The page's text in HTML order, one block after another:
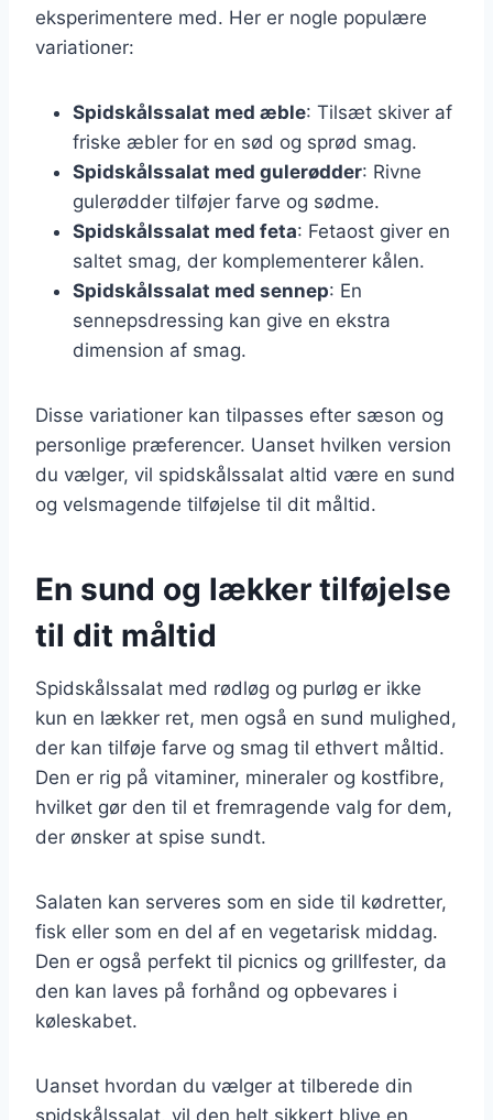
eksperimentere med. Her er nogle populære
variationer:
Spidskålssalat med æble: Tilsæt skiver af
friske æbler for en sød og sprød smag.
Spidskålssalat med gulerødder: Rivne
gulerødder tilføjer farve og sødme.
Spidskålssalat med feta: Fetaost giver en
saltet smag, der komplementerer kålen.
Spidskålssalat med sennep: En
sennepsdressing kan give en ekstra
dimension af smag.
Disse variationer kan tilpasses efter sæson og
personlige præferencer. Uanset hvilken version
du vælger, vil spidskålssalat altid være en sund
og velsmagende tilføjelse til dit måltid.
En sund og lækker tilføjelse
til dit måltid
Spidskålssalat med rødløg og purløg er ikke
kun en lækker ret, men også en sund mulighed,
der kan tilføje farve og smag til ethvert måltid.
Den er rig på vitaminer, mineraler og kostfibre,
hvilket gør den til et fremragende valg for dem,
der ønsker at spise sundt.
Salaten kan serveres som en side til kødretter,
fisk eller som en del af en vegetarisk middag.
Den er også perfekt til picnics og grillfester, da
den kan laves på forhånd og opbevares i
køleskabet.
Uanset hvordan du vælger at tilberede din
spidskålssalat, vil den helt sikkert blive en